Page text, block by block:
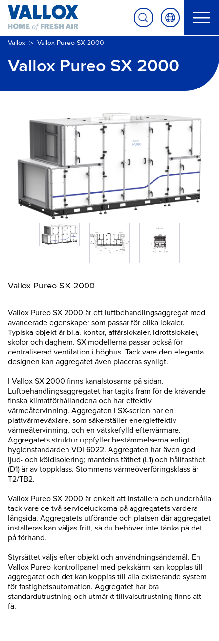
Vallox > Vallox Pureo SX 2000
Vallox Pureo SX 2000
Vallox Pureo SX 2000
Vallox Pureo SX 2000 är ett luftbehandlingsaggregat med
avancerade egenskaper som passar för olika lokaler.
Typiska objekt är bl.a. kontor, affärslokaler, idrottslokaler,
skolor och daghem. SX-modellerna passar också för
centraliserad ventilation i höghus. Tack vare den eleganta
designen kan aggregatet även placeras synligt.
I Vallox SX 2000 finns kanalstosarna på sidan.
Luftbehandlingsaggregatet har tagits fram för de krävande
finska klimatförhållandena och har effektiv
värmeåtervinning. Aggregaten i SX-serien har en
plattvärmeväxlare, som säkerställer energieffektiv
värmeåtervinning, och en vätskefylld eftervärmare.
Aggregatets struktur uppfyller bestämmelserna enligt
hygienstandarden VDI 6022. Aggregaten har även god
ljud- och köldisolering; mantelns täthet (L1) och hållfasthet
(D1) är av toppklass. Stommens värmeöverföringsklass är
T2/TB2.
Vallox Pureo SX 2000 är enkelt att installera och underhålla
tack vare de två serviceluckorna på aggregatets vardera
långsida. Aggregatets utförande och platsen där aggregatet
installeras kan väljas fritt, så du behöver inte tänka på det
på förhand.
Styrsättet väljs efter objekt och användningsändamål. En
Vallox Pureo-kontrollpanel med pekskärm kan kopplas till
aggregatet och det kan kopplas till alla existerande system
för fastighetsautomation. Aggregatet har bra
standardutrustning och utmärkt tillvalsutrustning finns att
få.